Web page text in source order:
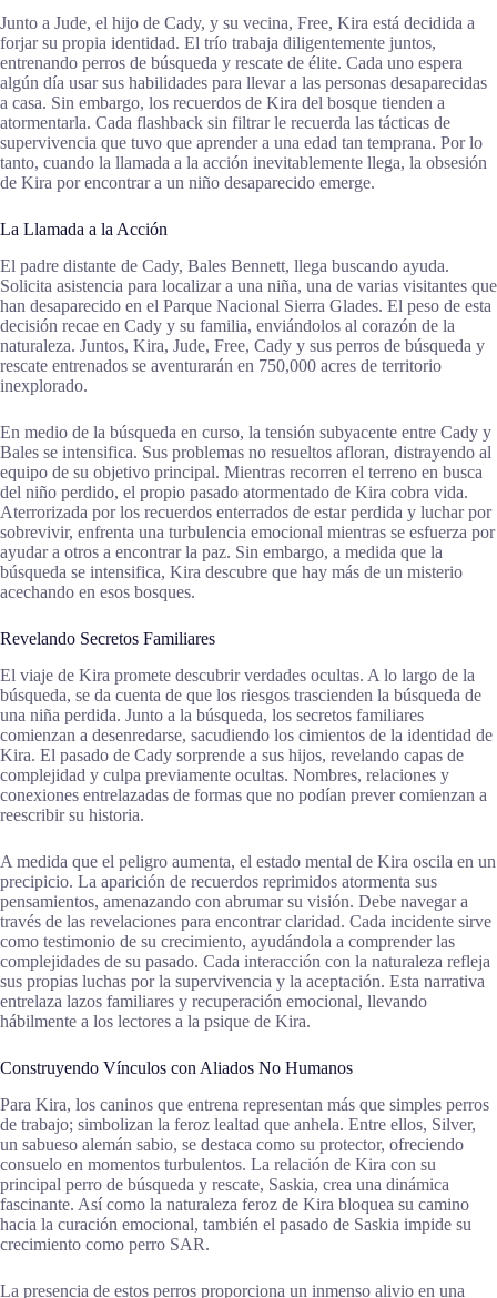
Junto a Jude, el hijo de Cady, y su vecina, Free, Kira está decidida a
forjar su propia identidad. El trío trabaja diligentemente juntos,
entrenando perros de búsqueda y rescate de élite. Cada uno espera
algún día usar sus habilidades para llevar a las personas desaparecidas
a casa. Sin embargo, los recuerdos de Kira del bosque tienden a
atormentarla. Cada flashback sin filtrar le recuerda las tácticas de
supervivencia que tuvo que aprender a una edad tan temprana. Por lo
tanto, cuando la llamada a la acción inevitablemente llega, la obsesión
de Kira por encontrar a un niño desaparecido emerge.
La Llamada a la Acción
El padre distante de Cady, Bales Bennett, llega buscando ayuda.
Solicita asistencia para localizar a una niña, una de varias visitantes que
han desaparecido en el Parque Nacional Sierra Glades. El peso de esta
decisión recae en Cady y su familia, enviándolos al corazón de la
naturaleza. Juntos, Kira, Jude, Free, Cady y sus perros de búsqueda y
rescate entrenados se aventurarán en 750,000 acres de territorio
inexplorado.
En medio de la búsqueda en curso, la tensión subyacente entre Cady y
Bales se intensifica. Sus problemas no resueltos afloran, distrayendo al
equipo de su objetivo principal. Mientras recorren el terreno en busca
del niño perdido, el propio pasado atormentado de Kira cobra vida.
Aterrorizada por los recuerdos enterrados de estar perdida y luchar por
sobrevivir, enfrenta una turbulencia emocional mientras se esfuerza por
ayudar a otros a encontrar la paz. Sin embargo, a medida que la
búsqueda se intensifica, Kira descubre que hay más de un misterio
acechando en esos bosques.
Revelando Secretos Familiares
El viaje de Kira promete descubrir verdades ocultas. A lo largo de la
búsqueda, se da cuenta de que los riesgos trascienden la búsqueda de
una niña perdida. Junto a la búsqueda, los secretos familiares
comienzan a desenredarse, sacudiendo los cimientos de la identidad de
Kira. El pasado de Cady sorprende a sus hijos, revelando capas de
complejidad y culpa previamente ocultas. Nombres, relaciones y
conexiones entrelazadas de formas que no podían prever comienzan a
reescribir su historia.
A medida que el peligro aumenta, el estado mental de Kira oscila en un
precipicio. La aparición de recuerdos reprimidos atormenta sus
pensamientos, amenazando con abrumar su visión. Debe navegar a
través de las revelaciones para encontrar claridad. Cada incidente sirve
como testimonio de su crecimiento, ayudándola a comprender las
complejidades de su pasado. Cada interacción con la naturaleza refleja
sus propias luchas por la supervivencia y la aceptación. Esta narrativa
entrelaza lazos familiares y recuperación emocional, llevando
hábilmente a los lectores a la psique de Kira.
Construyendo Vínculos con Aliados No Humanos
Para Kira, los caninos que entrena representan más que simples perros
de trabajo; simbolizan la feroz lealtad que anhela. Entre ellos, Silver,
un sabueso alemán sabio, se destaca como su protector, ofreciendo
consuelo en momentos turbulentos. La relación de Kira con su
principal perro de búsqueda y rescate, Saskia, crea una dinámica
fascinante. Así como la naturaleza feroz de Kira bloquea su camino
hacia la curación emocional, también el pasado de Saskia impide su
crecimiento como perro SAR.
La presencia de estos perros proporciona un inmenso alivio en una